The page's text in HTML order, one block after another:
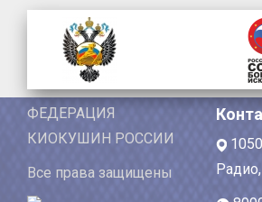
ФЕДЕРАЦИЯ
КИОКУШИН РОССИИ
Все права защищены